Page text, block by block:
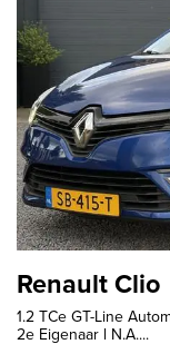
Renault Clio
1.2 TCe GT-Line
2e Eigenaar l N.A....